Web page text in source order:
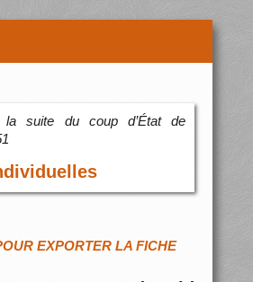
la suite du coup d’État de
EXPORTER LA FICHE